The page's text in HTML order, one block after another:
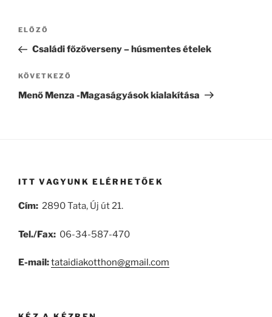
Bejegyzés
Korábbi
bejegyzés
ELŐZŐ
Családi főzőverseny – húsmentes ételek
Következő
bejegyzés
KÖVETKEZŐ
Menő Menza -Magaságyások kialakítása
ITT VAGYUNK ELÉRHETŐEK
Cím: 2890 Tata, Új út 21.
Tel./Fax: 06-34-587-470
E-mail:tataidiakotthon@gmail.com